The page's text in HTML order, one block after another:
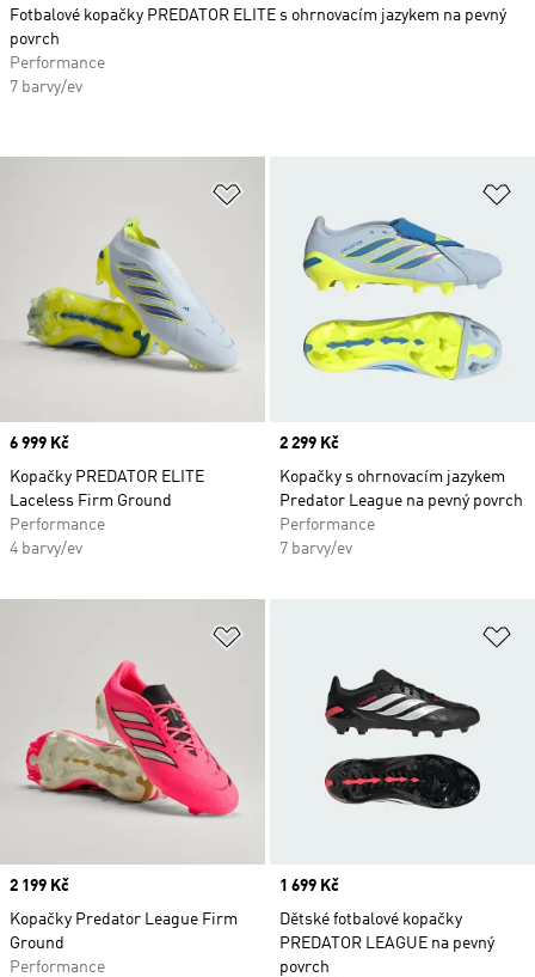
Price
6 999 Kč
Kopačky PREDATOR ELITE
Laceless Firm Ground
Performance
4 barvy/ev
Price
2 299 Kč
Kopačky s ohrnovacím jazykem
Predator League na pevný povrch
Performance
7 barvy/ev
Price
2 199 Kč
Kopačky Predator League Firm
Ground
Performance
Price
1 699 Kč
Dětské fotbalové kopačky
PREDATOR LEAGUE na pevný
povrch
Fotbalové kopačky PREDATOR ELITE s ohrnovacím jazykem na pevný
povrch
Performance
7 barvy/ev